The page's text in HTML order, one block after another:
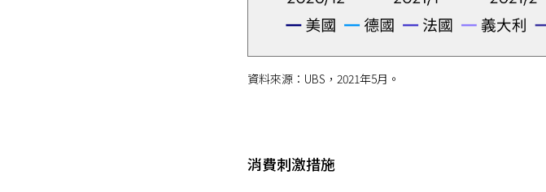
資料來源：UBS，2021年5月。
消費刺激措施